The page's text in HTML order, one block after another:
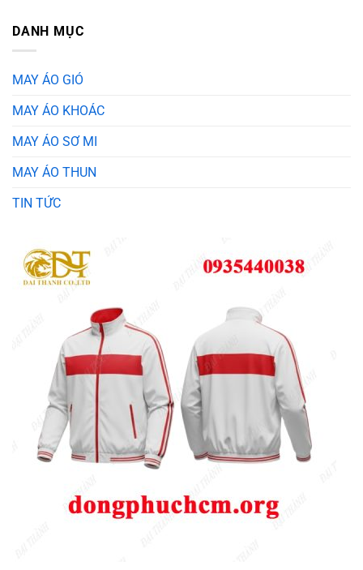
DANH MỤC
MAY ÁO GIÓ
MAY ÁO KHOÁC
MAY ÁO SƠ MI
MAY ÁO THUN
TIN TỨC